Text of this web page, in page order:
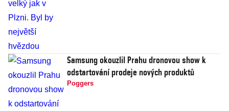
Samsung okouzlil Prahu dronovou show k
odstartování prodeje nových produktů
Poggers